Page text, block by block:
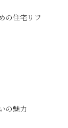
の住宅リフ
の魅力